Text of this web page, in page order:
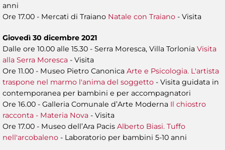
anni
Ore 17.00 - Mercati di Traiano Natale con Traiano - Visita
Giovedì 30 dicembre 2021
Dalle ore 10.00 alle 15.30 - Serra Moresca, Villa Torlonia Visita
alla Serra Moresca - Visita
Ore 11.00 - Museo Pietro Canonica Arte e Psicologia. L'artista
traspone nel marmo l'anima del soggetto - Visita guidata in
contemporanea per bambini e per accompagnatori
Ore 16.00 - Galleria Comunale d’Arte Moderna Il chiostro
racconta - Materia Nova - Visita
Ore 17.00 - Museo dell’Ara Pacis Alberto Biasi. Tuffo
nell'arcobaleno - Laboratorio per bambini 5-10 anni